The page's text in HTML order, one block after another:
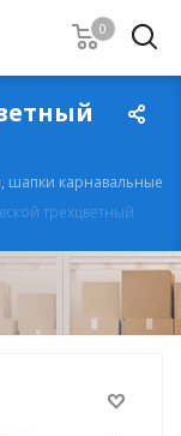
0
шапки карнавальные
трехцветный